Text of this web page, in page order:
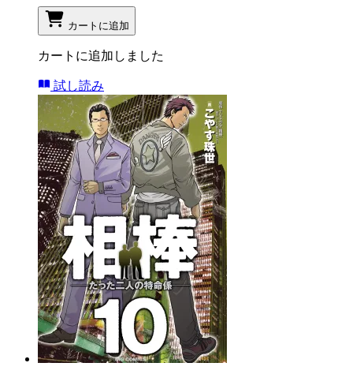
カートに追加
カートに追加しました
試し読み